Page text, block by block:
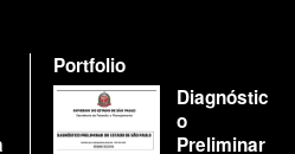
Portfolio
Diagnóstic
o
Preliminar